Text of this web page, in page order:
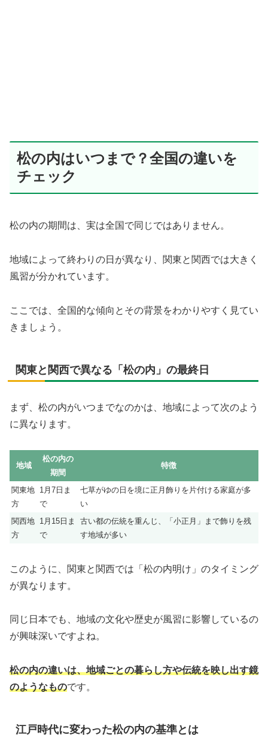
松の内はいつまで？全国の違いを
チェック
松の内の期間は、実は全国で同じではありません。
地域によって終わりの日が異なり、関東と関西では大きく
風習が分かれています。
ここでは、全国的な傾向とその背景をわかりやすく見てい
きましょう。
関東と関西で異なる「松の内」の最終日
まず、松の内がいつまでなのかは、地域によって次のよう
に異なります。
地域
松の内の
期間
特徴
関東地
方
1月7日ま
で
七草がゆの日を境に正月飾りを片付ける家庭が多
い
関西地
方
1月15日ま
で
古い都の伝統を重んじ、「小正月」まで飾りを残
す地域が多い
このように、関東と関西では「松の内明け」のタイミング
が異なります。
同じ日本でも、地域の文化や歴史が風習に影響しているの
が興味深いですよね。
松の内の違いは、地域ごとの暮らし方や伝統を映し出す鏡
のようなものです。
江戸時代に変わった松の内の基準とは